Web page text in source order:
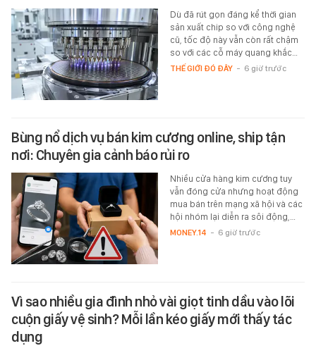
Dù đã rút gọn đáng kể thời gian
sản xuất chip so với công nghệ
cũ, tốc độ này vẫn còn rất chậm
so với các cỗ máy quang khắc…
THẾ GIỚI ĐÓ ĐÂY - 6 giờ trước
Bùng nổ dịch vụ bán kim cương online, ship tận
nơi: Chuyên gia cảnh báo rủi ro
Nhiều cửa hàng kim cương tuy
vẫn đóng cửa nhưng hoạt động
mua bán trên mạng xã hội và các
hội nhóm lại diễn ra sôi động,…
MONEY.14 - 6 giờ trước
Vì sao nhiều gia đình nhỏ vài giọt tinh dầu vào lõi
cuộn giấy vệ sinh? Mỗi lần kéo giấy mới thấy tác
dụng